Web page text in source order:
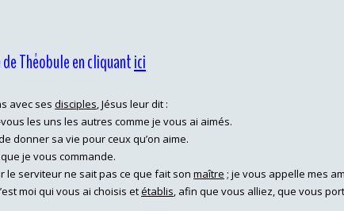
Théobule en cliquantici
avec ses disciples , Jésus leur dit :
les uns les autres comme je vous ai aimés.
donner sa vie pour ceux qu’on aime.
je vous commande.
le serviteur ne sait pas ce que fait son maître ; je vous appelle mes
moi qui vous ai choisis etétablis , afin que vous alliez, que vous